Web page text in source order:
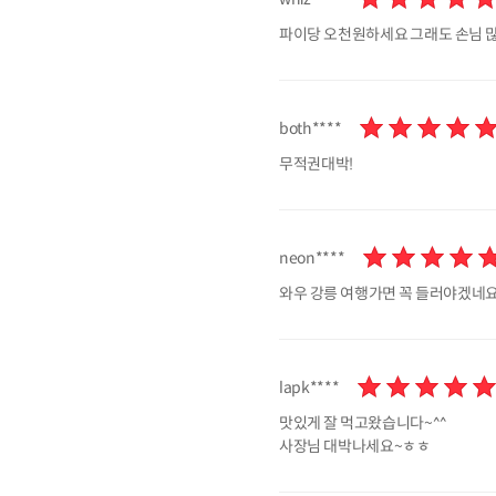
파이당 오천원하세요 그래도 손님
both****
무적권대박!
neon****
와우 강릉 여행가면 꼭 들러야겠네
lapk****
맛있게 잘 먹고왔습니다~^^
사장님 대박나세요~ㅎㅎ